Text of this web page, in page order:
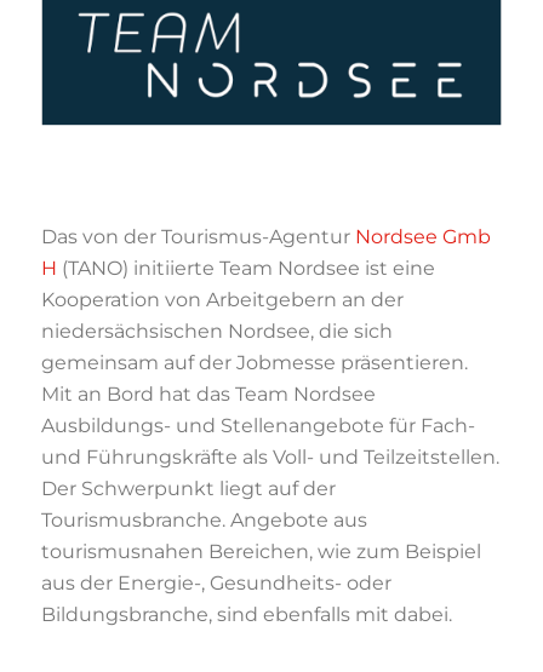
Das von der Tourismus-Agentur Nordsee Gmb
H (TANO) initiierte Team Nordsee ist eine
Kooperation von Arbeitgebern an der
niedersächsischen Nordsee, die sich
gemeinsam aufder Jobmesse präsentieren.
Mit an Bord hat das Team Nordsee
Ausbildungs- und Stellenangebote für Fach-
und Führungskräfte als Voll- und Teilzeitstellen.
Der Schwerpunkt liegt auf der
Tourismusbranche. Angebote aus
tourismusnahen Bereichen, wie zum Beispiel
aus der Energie-, Gesundheits- oder
Bildungsbranche, sind ebenfalls mit dabei.